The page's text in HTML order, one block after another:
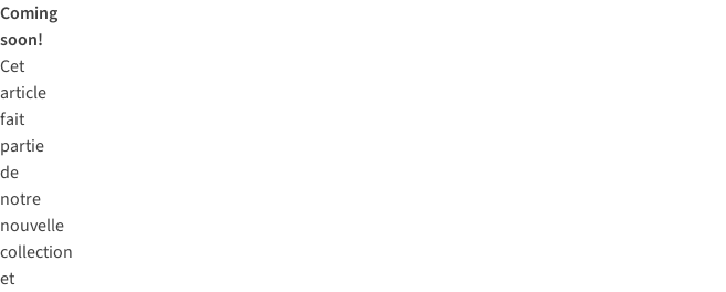
Coming
soon!
Cet
article
fait
partie
de
notre
nouvelle
collection
et